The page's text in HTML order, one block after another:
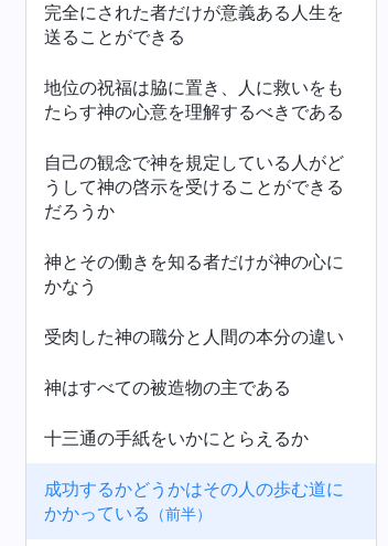
完全にされた者だけが意義ある人生を
送ることができる
地位の祝福は脇に置き、人に救いをも
たらす神の心意を理解するべきである
自己の観念で神を規定している人がど
うして神の啓示を受けることができる
だろうか
神とその働きを知る者だけが神の心に
かなう
受肉した神の職分と人間の本分の違い
神はすべての被造物の主である
十三通の手紙をいかにとらえるか
成功するかどうかはその人の歩む道に
かかっている
（前半）